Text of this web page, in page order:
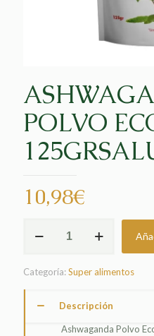
POLVO
10,98€
POLVO
cantidad
Categoría:Super alimentos
Descripción
Ashwaganda Polvo